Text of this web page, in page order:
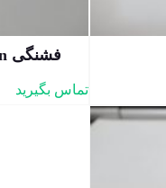
فشنگی A۲۵ fahrion قطر۴mm
تماس بگیرید